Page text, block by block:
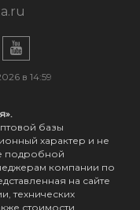
в 14:59
базы
характер и не
подробной
компании по
на сайте
технических
стоимости